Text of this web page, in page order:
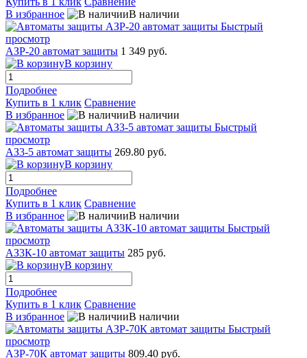
В избранное
В наличии
Быстрый
просмотр
АЗР-20 автомат защиты 1 349 руб.
В корзину
Подробнее
Купить в 1 клик Сравнение
В избранное
В наличии
Быстрый
просмотр
АЗ3-5 автомат защиты 269.80 руб.
В корзину
Подробнее
Купить в 1 клик Сравнение
В избранное
В наличии
Быстрый
просмотр
АЗ3К-10 автомат защиты 285 руб.
В корзину
Подробнее
Купить в 1 клик Сравнение
В избранное
В наличии
Быстрый
просмотр
АЗР-70К автомат защиты 809.40 руб.